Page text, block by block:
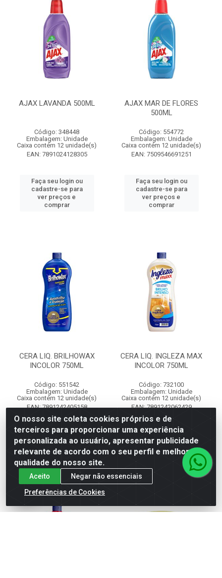
AJAX LAVANDA 500ML
Código: 348448
Embalagem: Unidade
Caixa contém 12 unidade(s)
EAN: 7891024128305
Faça seu login ou
cadastre-se para
ver preços e
comprar
AJAX MAR DE FLORES
500ML
Código: 554772
Embalagem: Unidade
Caixa contém 12 unidade(s)
EAN: 7509546691251
Faça seu login ou
cadastre-se para
ver preços e
comprar
CERA LIQ. BRILHOWAX
INCOLOR 750ML
Código: 551542
Embalagem: Unidade
Caixa contém 12 unidade(s)
EAN: 7891242405158
Faça seu login ou
cadastre-se para
ver preços e
comprar
CERA LIQ. INGLEZA MAX
INCOLOR 750ML
Código: 732100
Embalagem: Unidade
Caixa contém 12 unidade(s)
EAN: 7891242062429
Faça seu login ou
cadastre-se para
ver preços e
O nosso site coleta cookies próprios e de
terceiros para proporcionar uma experiência
personalizada ao usuário, apresentar publicidade
relevante de acordo com o seu perfil e melhorar a
qualidade do nosso site.
Aceito
Negar não essenciais
Preferências de Cookies